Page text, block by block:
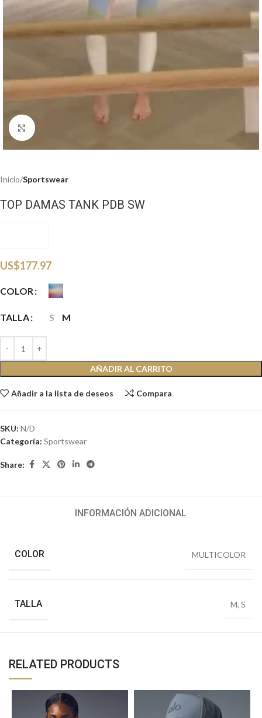
Haga clic para ampliar
Inicio Sportswear
TOP DAMAS TANK PDB SW
US$177.97
COLOR
TALLA S M
AÑADIR AL CARRITO
Añadir a la lista de deseos Compara
SKU: N/D
Categoría: Sportswear
Share:
INFORMACIÓN ADICIONAL
COLOR MULTICOLOR
TALLA M,S
RELATED PRODUCTS